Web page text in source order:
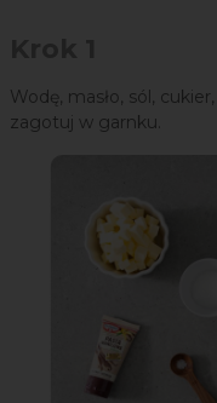
Wodę, masło, sól,
zagotuj w garnku.